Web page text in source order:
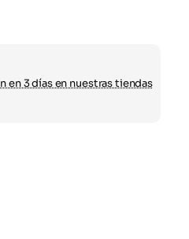
en 3 días en nuestras tiendas